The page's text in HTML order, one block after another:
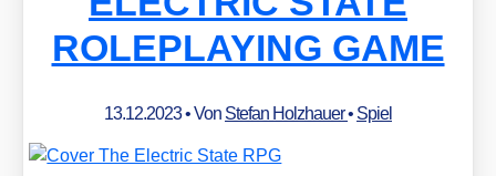
ROLEPLAYING GAME
13.12.2023• Von Stefan Holzhauer• Spiel